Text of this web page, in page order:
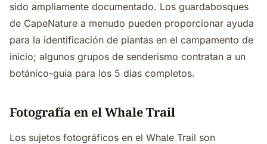
sido ampliamente documentado. Los guardabosques
de CapeNature a menudo pueden proporcionar ayuda
para la identificación de plantas en el campamento de
inicio; algunos grupos de senderismo contratan a un
botánico-guía para los 5 días completos.
Fotografía en el Whale Trail
Los sujetos fotográficos en el Whale Trail son